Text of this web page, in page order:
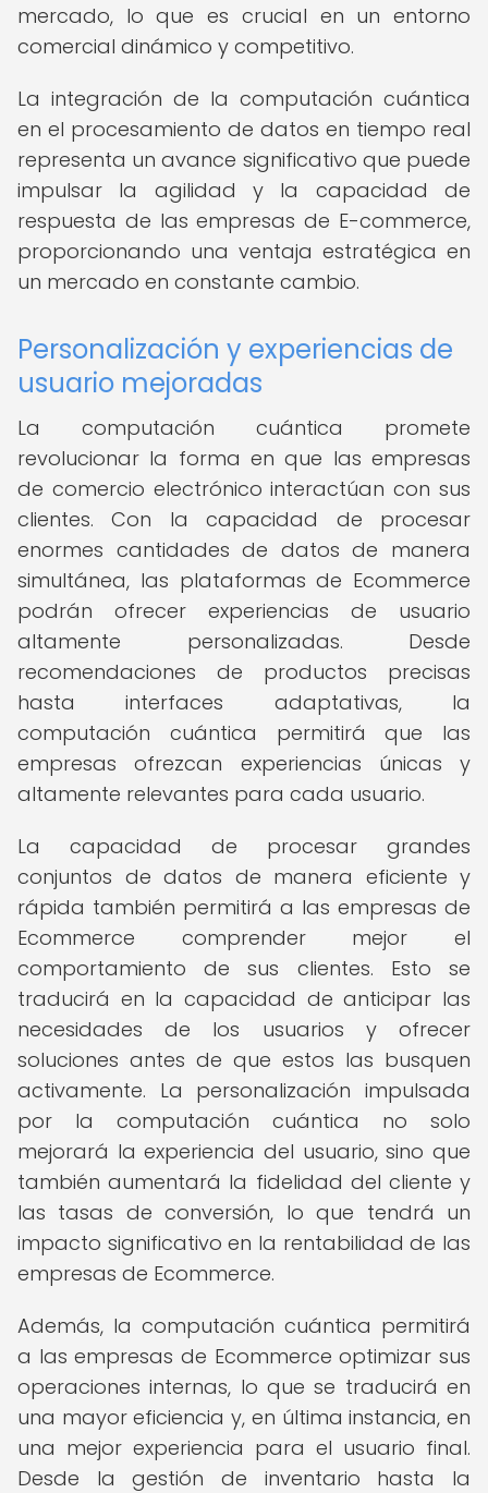
mercado, lo que es crucial en un entorno
comercial dinámico y competitivo.
La integración de la computación cuántica
en el procesamiento de datos en tiempo real
representa un avance significativo que puede
impulsar la agilidad y la capacidad de
respuesta de las empresas de E-commerce,
proporcionando una ventaja estratégica en
un mercado en constante cambio.
Personalización y experiencias de
usuario mejoradas
La computación cuántica promete
revolucionar la forma en que las empresas
de comercio electrónico interactúan con sus
clientes. Con la capacidad de procesar
enormes cantidades de datos de manera
simultánea, las plataformas de Ecommerce
podrán ofrecer experiencias de usuario
altamente personalizadas. Desde
recomendaciones de productos precisas
hasta interfaces adaptativas, la
computación cuántica permitirá que las
empresas ofrezcan experiencias únicas y
altamente relevantes para cada usuario.
La capacidad de procesar grandes
conjuntos de datos de manera eficiente y
rápida también permitirá a las empresas de
Ecommerce comprender mejor el
comportamiento de sus clientes. Esto se
traducirá en la capacidad de anticipar las
necesidades de los usuarios y ofrecer
soluciones antes de que estos las busquen
activamente. La personalización impulsada
por la computación cuántica no solo
mejorará la experiencia del usuario, sino que
también aumentará la fidelidad del cliente y
las tasas de conversión, lo que tendrá un
impacto significativo en la rentabilidad de las
empresas de Ecommerce.
Además, la computación cuántica permitirá
a las empresas de Ecommerce optimizar sus
operaciones internas, lo que se traducirá en
una mayor eficiencia y, en última instancia, en
una mejor experiencia para el usuario final.
Desde la gestión de inventario hasta la